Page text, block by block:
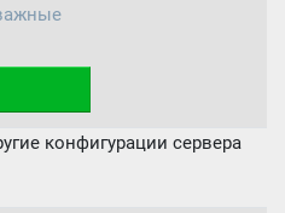
конфигурации сервера